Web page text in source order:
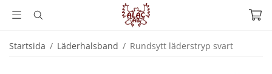
Startsida / Läderhalsband / Rundsytt läderstryp svart